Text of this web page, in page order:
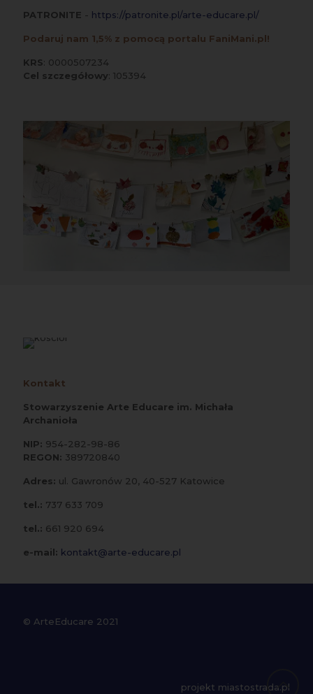
PATRONITE - https://patronite.pl/arte-educare.pl/
Podaruj nam 1,5% z pomocą portalu FaniMani.pl!
KRS: 0000507234
Cel szczegółowy: 105394
Kontakt
Stowarzyszenie Arte Educare im. Michała
Archanioła
NIP: 954-282-98-86
REGON: 389720840
Adres: ul. Gawronów 20, 40-527 Katowice
tel.: 737 633 709
tel.: 661 920 694
e-mail: kontakt@arte-educare.pl
© ArteEducare 2021
projekt miastostrada.pl